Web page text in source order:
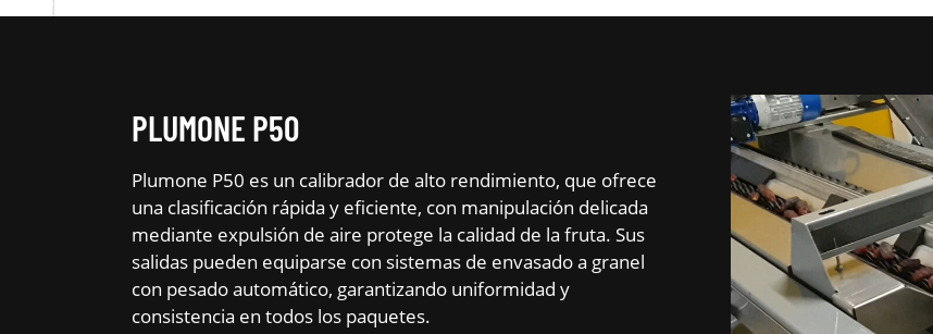
PLUMONE P50
Plumone P50 es un calibrador de alto rendimiento, que ofrece
una clasificación rápida y eficiente, con manipulación delicada
mediante expulsión de aire protege la calidad de la fruta. Sus
salidas pueden equiparse con sistemas de envasado a granel
con pesado automático, garantizando uniformidad y
consistencia en todos los paquetes.